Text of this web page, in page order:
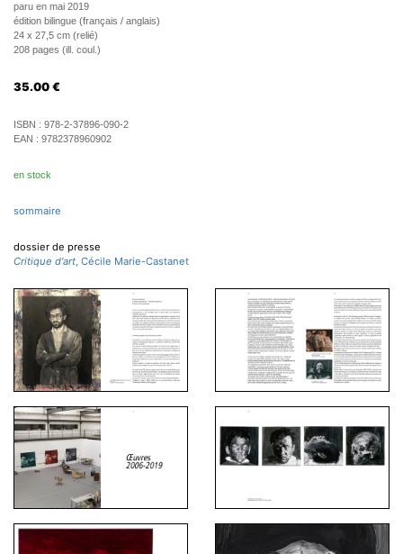
paru en mai 2019
édition bilingue (français / anglais)
24 x 27,5 cm (relié)
208 pages (ill. coul.)
35.00 €
ISBN : 978-2-37896-090-2
EAN : 9782378960902
en stock
sommaire
dossier de presse
Critique d'art, Cécile Marie-Castanet